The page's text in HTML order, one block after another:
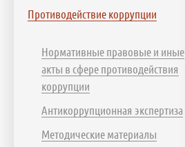
Противодействие коррупции
Нормативные правовые и иные
акты в сфере противодействия
коррупции
Антикоррупционная экспертиза
Методические материалы